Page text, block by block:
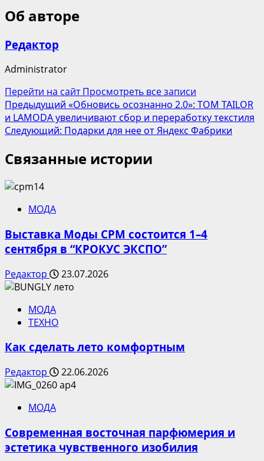
Об авторе
Редактор
Administrator
Перейти на сайтПросмотреть все записи
Навигация
записи
Предыдущий «Обновись осознанно 2.0»: TOM TAILOR
и LAMODA увеличивают сбор и переработку текстиля
Следующий: Подарки для нее от Яндекс Фабрики
Связанные истории
МОДА
Выставка Моды CPM состоится 1–4
сентября в “КРОКУС ЭКСПО”
Редактор 23.07.2026
МОДА
ТЕХНО
Как сделать лето комфортным
Редактор 22.06.2026
МОДА
Современная восточная парфюмерия и
эстетика чувственного изобилия